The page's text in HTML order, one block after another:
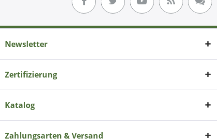
Newsletter
Zertifizierung
Katalog
Zahlungsarten & Versand